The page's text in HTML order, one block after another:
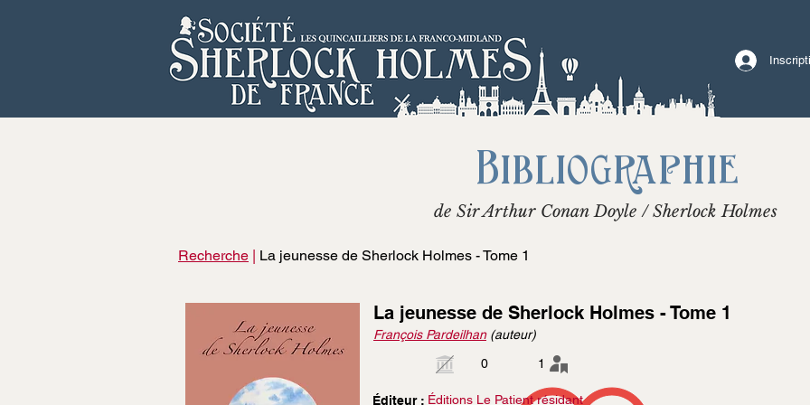
Bibliographie
de Sir Arthur Conan Doyle / Sherlock Holmes
Recherche | La jeunesse de Sherlock Holmes - Tome 1
La jeunesse de Sherlock Holmes - Tome 1
François Pardeilhan(auteur)
0
1
Éditeur : Éditions Le Patient résidant